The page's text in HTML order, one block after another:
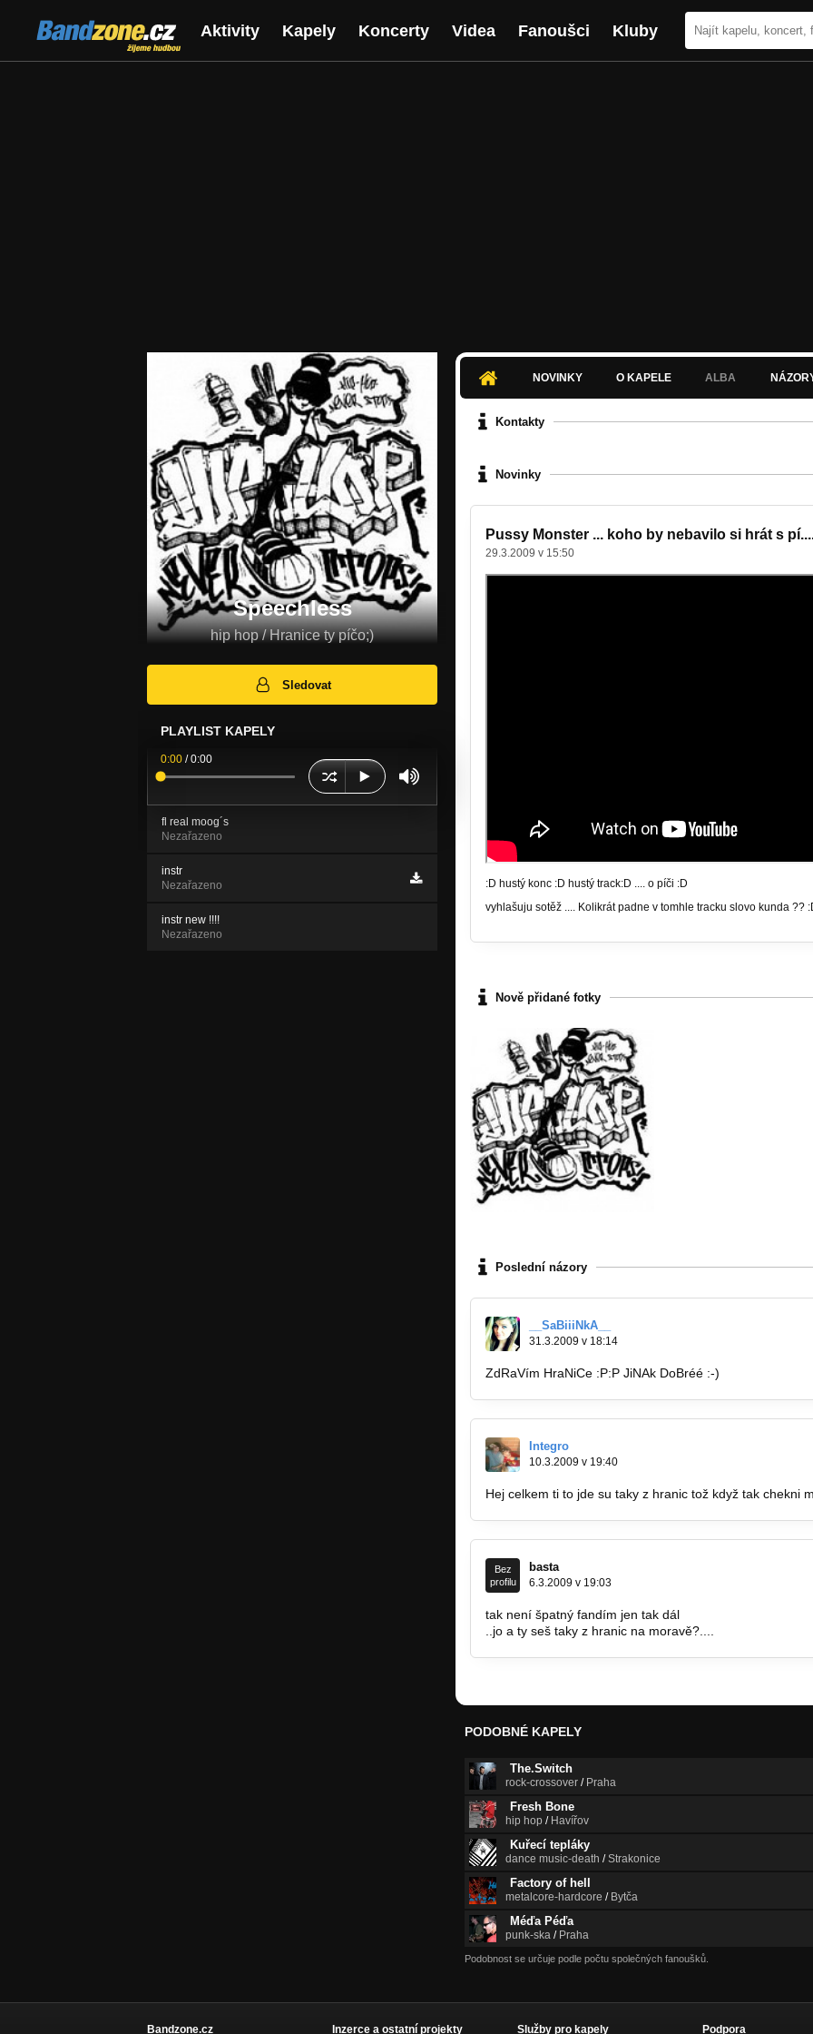
Bandzone.cz
žijeme hudbou
Aktivity Kapely Koncerty Videa Fanoušci Kluby
Speechless
hip hop / Hranice ty píčo;)
Sledovat
PLAYLIST KAPELY
0:00 /0:00
fl real moog´s
Nezařazeno
instr
Nezařazeno
instr new !!!!
Nezařazeno
NOVINKY O KAPELE ALBA
Kontakty
Novinky
Pussy Monster ... koho by nebavilo si hrát s
29.3.2009 v 15:50
:D hustý konc :D hustý track:D .... o píči :D
vyhlašuju sotěž .... Kolikrát padne v tomhle tracku slovo kunda ??
Nově přidané fotky
Poslední názory
__SaBiiiNkA__
31.3.2009 v 18:14
ZdRaVím HraNiCe :P:P JiNAk DoBréé :-)
Integro
10.3.2009 v 19:40
Hej celkem ti to jde su taky z hranic tož když tak chekni
Bez
profilu
basta
6.3.2009 v 19:03
tak není špatný fandím jen tak dál
..jo a ty seš taky z hranic na moravě?....
PODOBNÉ KAPELY
The.Switch
rock-crossover / Praha
Fresh Bone
hip hop / Havířov
Kuřecí tepláky
dance music-death /Strakonice
Factory of hell
metalcore-hardcore / Bytča
Méďa Péďa
punk-ska / Praha
Podobnost se určuje podle počtu společných fanoušků.
Bandzone.cz Inzerce a ostatní projekty Služby pro kapely Podpora